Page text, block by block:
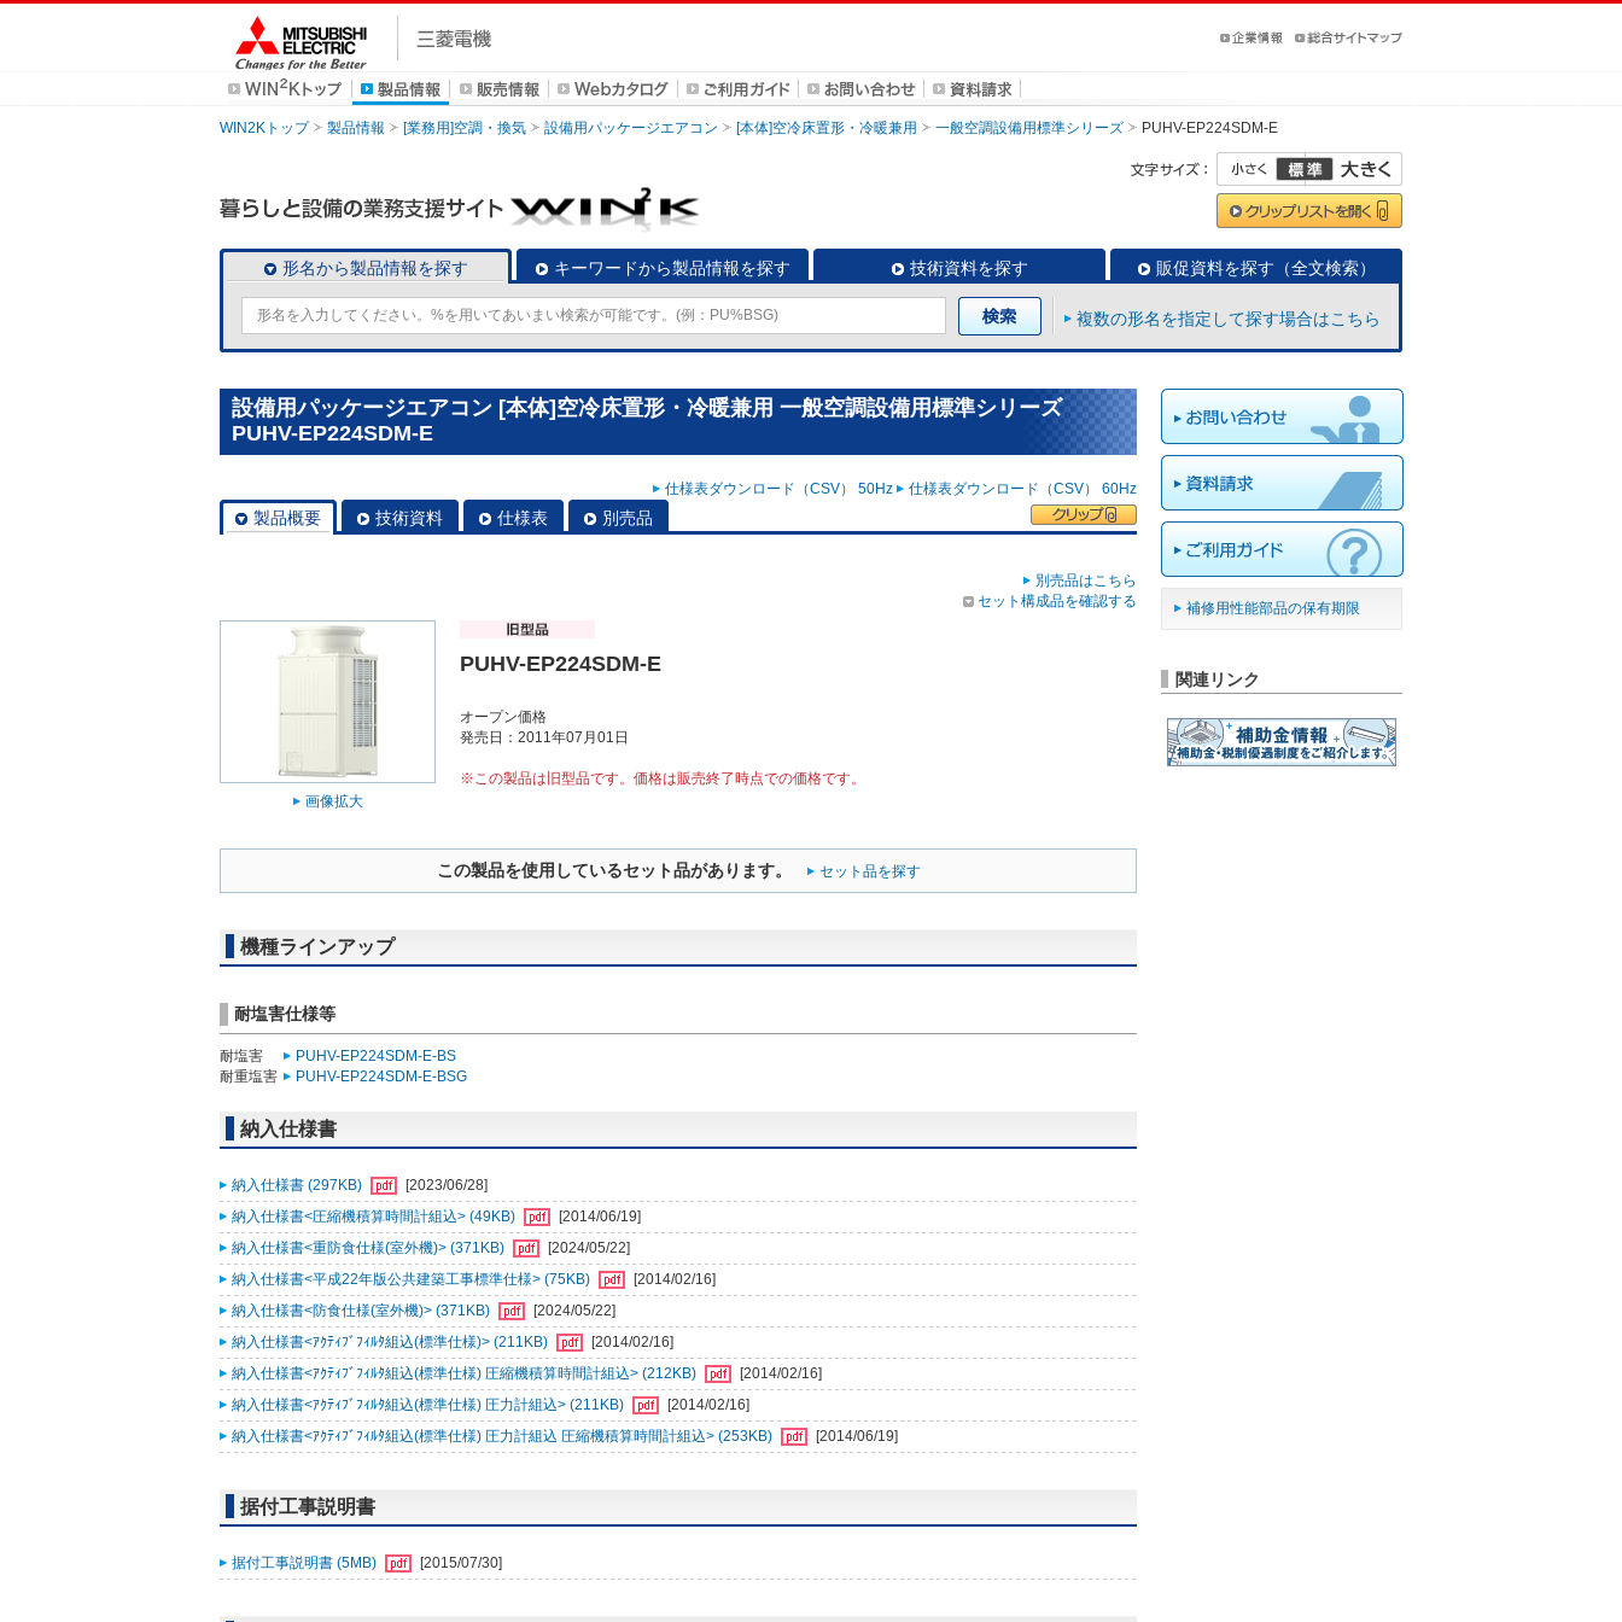
WIN2Kトップ 製品情報 [業務用]空調・換気 設備用パッケージエアコン [本体]空冷床置形・冷暖兼用 一般空調設備用標準シリーズ PUHV-EP224SDM-E
形名から製品情報を探す キーワードから製品情報を探す 技術資料を探す 販促資料を探す（全文検索）
複数の形名を指定して探す場合はこちら
設備用パッケージエアコン [本体]空冷床置形・冷暖兼用 一般空調設備用標準シリーズ
PUHV-EP224SDM-E
仕様表ダウンロード（CSV） 50Hz 仕様表ダウンロード（CSV） 60Hz
製品概要 技術資料 仕様表 別売品
別売品はこちら
セット構成品を確認する
画像拡大
PUHV-EP224SDM-E
オープン価格
発売日：2011年07月01日
※この製品は旧型品です。価格は販売終了時点での価格です。
この製品を使用しているセット品があります。 セット品を探す
機種ラインアップ
耐塩害仕様等
耐塩害
PUHV-EP224SDM-E-BS
耐重塩害
PUHV-EP224SDM-E-BSG
納入仕様書
納入仕様書 (297KB)
[2023/06/28]
納入仕様書<圧縮機積算時間計組込> (49KB)
[2014/06/19]
納入仕様書<重防食仕様(室外機)> (371KB)
[2024/05/22]
納入仕様書<平成22年版公共建築工事標準仕様> (75KB)
[2014/02/16]
納入仕様書<防食仕様(室外機)> (371KB)
[2024/05/22]
納入仕様書<ｱｸﾃｨﾌﾞﾌｨﾙﾀ組込(標準仕様)> (211KB)
[2014/02/16]
納入仕様書<ｱｸﾃｨﾌﾞﾌｨﾙﾀ組込(標準仕様) 圧縮機積算時間計組込> (212KB)
[2014/02/16]
納入仕様書<ｱｸﾃｨﾌﾞﾌｨﾙﾀ組込(標準仕様) 圧力計組込> (211KB)
[2014/02/16]
納入仕様書<ｱｸﾃｨﾌﾞﾌｨﾙﾀ組込(標準仕様) 圧力計組込 圧縮機積算時間計組込> (253KB)
[2014/06/19]
据付工事説明書
据付工事説明書 (5MB) [2015/07/30]
補修用性能部品の保有期限
関連リンク